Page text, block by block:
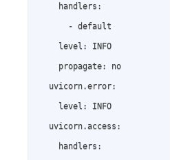
    handlers:
      - default
    level: INFO
    propagate: no
  uvicorn.error:
    level: INFO
  uvicorn.access:
    handlers: